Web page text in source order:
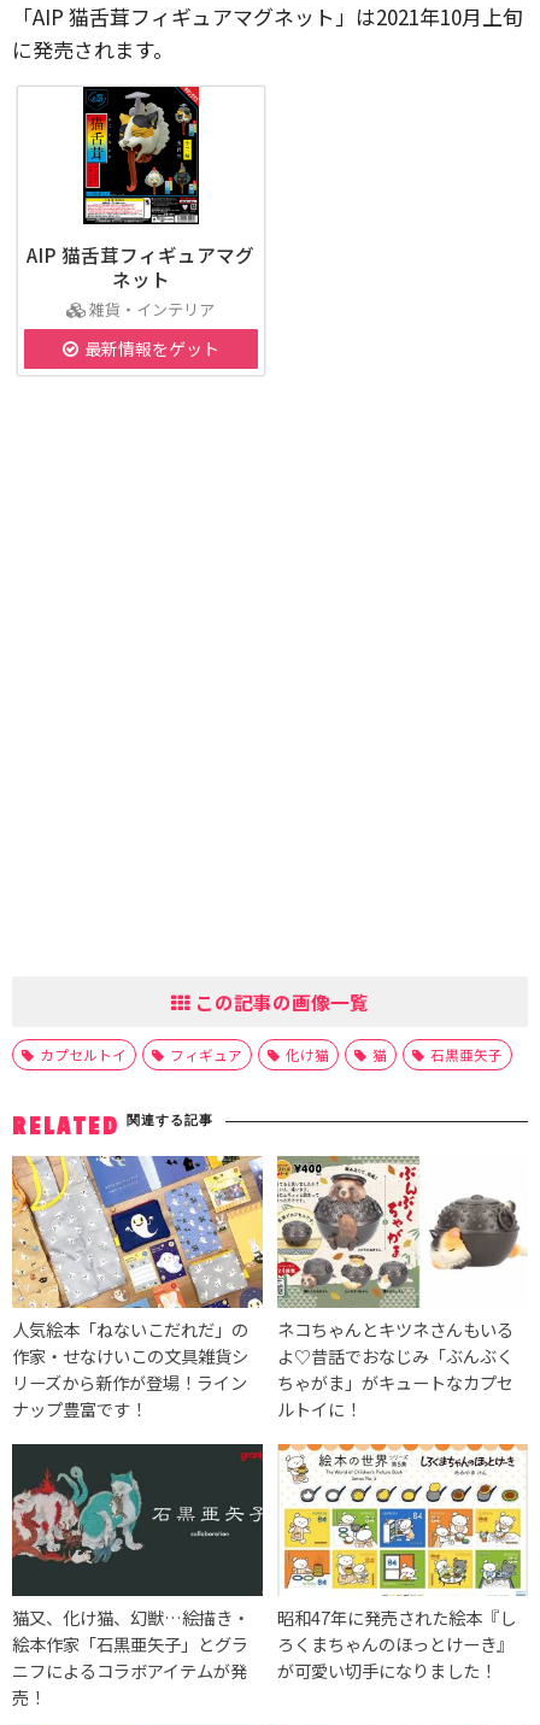
「AIP 猫舌茸フィギュアマグネット」は2021年10月上旬
に発売されます。
AIP 猫舌茸フィギュアマグ
ネット
雑貨・インテリア
最新情報をゲット
この記事の画像一覧
カプセルトイ フィギュア 化け猫 猫 石黒亜矢子
RELATED 関連する記事
人気絵本「ねないこだれだ」の
作家・せなけいこの文具雑貨シ
リーズから新作が登場！ライン
ナップ豊富です！
ネコちゃんとキツネさんもいる
よ♡昔話でおなじみ「ぶんぶく
ちゃがま」がキュートなカプセ
ルトイに！
猫又、化け猫、幻獣…絵描き・
絵本作家「石黒亜矢子」とグラ
ニフによるコラボアイテムが発
売！
昭和47年に発売された絵本『し
ろくまちゃんのほっとけーき』
が可愛い切手になりました！